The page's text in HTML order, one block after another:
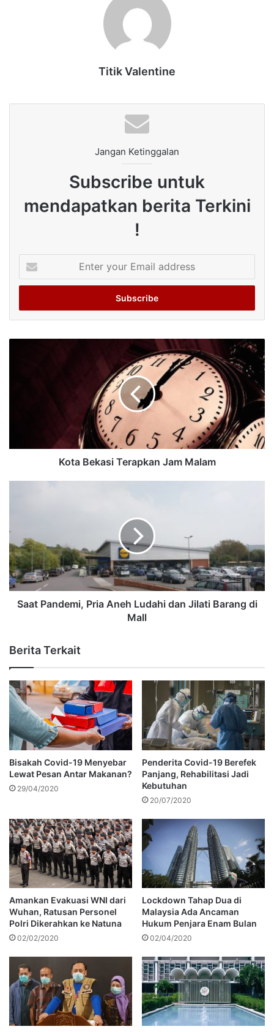
Titik Valentine
Jangan Ketinggalan
Subscribe untuk
mendapatkan berita Terkini
!
your
Email
Kota Bekasi Terapkan Jam Malam
Saat Pandemi, Pria Aneh Ludahi dan Jilati Barang di
Mall
Berita Terkait
Bisakah Covid-19 Menyebar
Lewat Pesan Antar Makanan?
29/04/2020
Penderita Covid-19 Berefek
Panjang, Rehabilitasi Jadi
Kebutuhan
20/07/2020
Amankan Evakuasi WNI dari
Wuhan, Ratusan Personel
Polri Dikerahkan ke Natuna
02/02/2020
Lockdown Tahap Dua di
Malaysia Ada Ancaman
Hukum Penjara Enam Bulan
02/04/2020